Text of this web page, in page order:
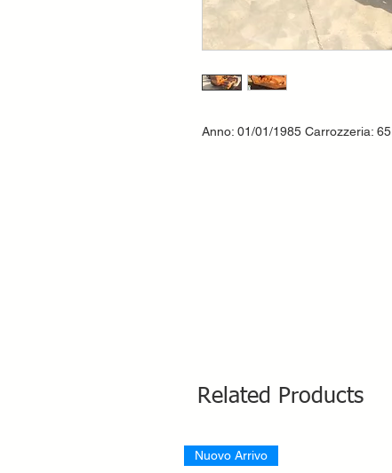
Anno: 01/01/1985 Carrozzeria: 65
Related Products
Nuovo Arrivo